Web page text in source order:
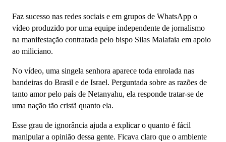
Faz sucesso nas redes sociais e em grupos de WhatsApp o
vídeo produzido por uma equipe independente de jornalismo
na manifestação contratada pelo bispo Silas Malafaia em apoio
ao miliciano.
No vídeo, uma singela senhora aparece toda enrolada nas
bandeiras do Brasil e de Israel. Perguntada sobre as razões de
tanto amor pelo país de Netanyahu, ela responde tratar-se de
uma nação tão cristã quanto ela.
Esse grau de ignorância ajuda a explicar o quanto é fácil
manipular a opinião dessa gente. Ficava claro que o ambiente